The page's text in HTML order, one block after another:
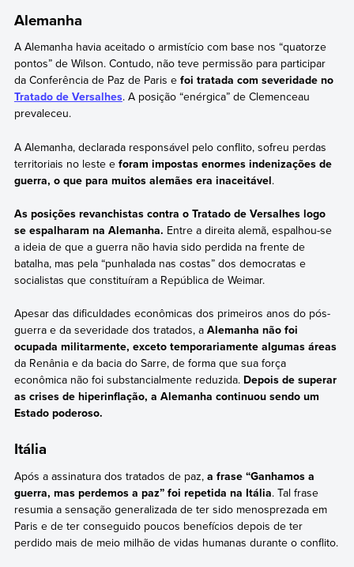
Alemanha
A Alemanha havia aceitado o armistício com base nos “quatorze
pontos” de Wilson. Contudo, não teve permissão para participar
da Conferência de Paz de Paris efoi tratada com severidade no
Tratado de Versalhes. A posição “enérgica” de Clemenceau
prevaleceu.
A Alemanha, declarada responsável pelo conflito, sofreu perdas
territoriais no leste e foram impostas enormes indenizações de
guerra, o que para muitos alemães era inaceitável.
As posições revanchistas contra o Tratado de Versalhes logo
se espalharam na Alemanha. Entre a direita alemã, espalhou-se
a ideia de que a guerra não havia sido perdida na frente de
batalha, mas pela “punhalada nas costas” dos democratas e
socialistas que constituíram a República de Weimar.
Apesar das dificuldades econômicas dos primeiros anos do pós-
guerra e da severidade dos tratados, a Alemanha não foi
ocupada militarmente, exceto temporariamente algumas áreas
da Renânia e da bacia do Sarre, de forma que sua força
econômica não foi substancialmente reduzida. Depois de superar
as crises de hiperinflação, a Alemanha continuou sendo um
Estado poderoso.
Itália
Após a assinatura dos tratados de paz, a frase “Ganhamos a
guerra, mas perdemos a paz” foi repetida na Itália. Tal frase
resumia a sensação generalizada de ter sido menosprezada em
Paris e de ter conseguido poucos benefícios depois de ter
perdido mais de meio milhão de vidas humanas durante o conflito.